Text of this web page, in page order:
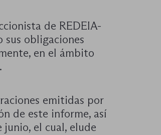
de REDEIA-
sus obligaciones
en el ámbito
emitidas por
de este informe, así
el cual, elude